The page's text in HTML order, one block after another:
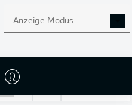
Anzeige Modus